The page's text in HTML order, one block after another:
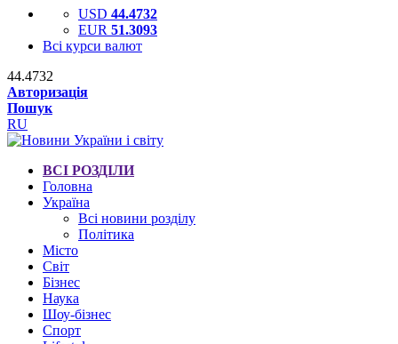
USD 44.4732
EUR 51.3093
Всі курси валют
44.4732
Авторизація
Пошук
RU
ВСІ РОЗДІЛИ
Головна
Україна
Всі новини розділу
Політика
Місто
Світ
Бізнес
Наука
Шоу-бізнес
Спорт